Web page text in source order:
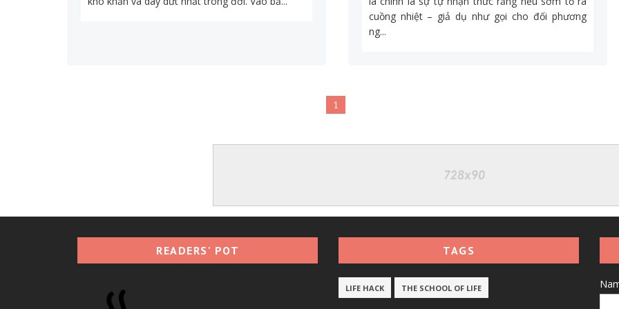
cuồng nhiệt – giả dụ như gọi cho đối phương
ng...
1
READERS' POT TAGS
LIFE HACK THE SCHOOL OF LIFE